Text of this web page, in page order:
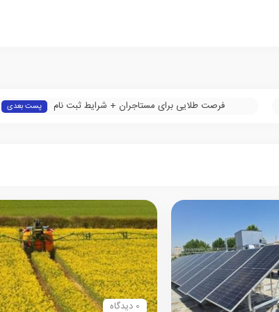
فرصت طلایی برای مستاجران + شرایط ثبت نام پست بعدی
0 دیدگاه